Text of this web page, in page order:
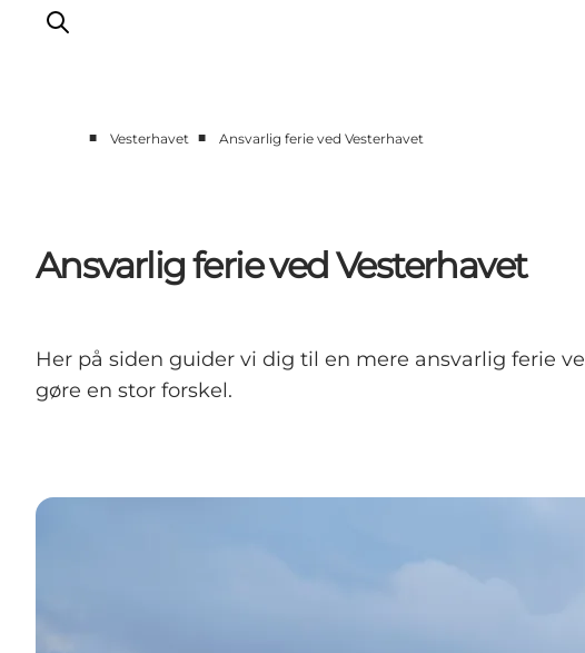
Vores Byer
Mad & Overnatning
Planlæg din ferie
■ Vesterhavet ■ Ansvarlig ferie ved Vesterhavet
Ansvarlig ferie ved Vesterhavet
Her på siden guider vi dig til en mere ansvarlig ferie
gøre en stor forskel.